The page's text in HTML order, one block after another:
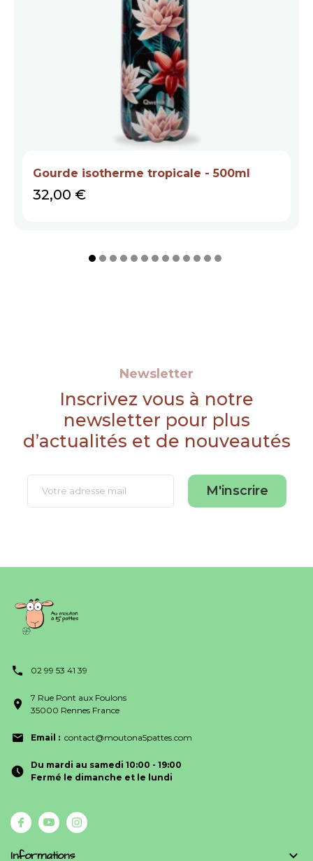
Gourde isotherme tropicale - 500ml
Prix
32,00 €
Newsletter
Inscrivez vous à notre
newsletter pour plus
d’actualités et de nouveautés
M'inscrire
02 99 53 41 39
7 Rue Pont aux Foulons
35000 Rennes France
Email : contact@moutona5pattes.com
Du mardi au samedi 10:00 - 19:00
Fermé le dimanche et le lundi
Informations 